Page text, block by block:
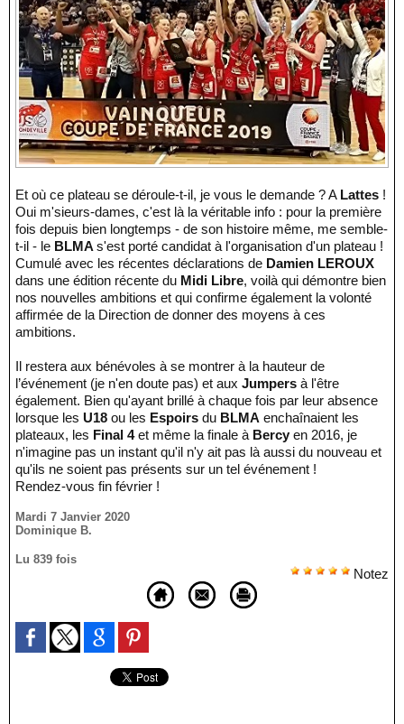
Et où ce plateau se déroule-t-il, je vous le demande ? A Lattes !
Oui m'sieurs-dames, c'est là la véritable info : pour la première
fois depuis bien longtemps - de son histoire même, me semble-
t-il - le BLMA s'est porté candidat à l'organisation d'un plateau !
Cumulé avec les récentes déclarations de Damien LEROUX
dans une édition récente du Midi Libre, voilà qui démontre bien
nos nouvelles ambitions et qui confirme également la volonté
affirmée de la Direction de donner des moyens à ces
ambitions.
Il restera aux bénévoles à se montrer à la hauteur de
l’événement (je n'en doute pas) et aux Jumpers à l'être
également. Bien qu'ayant brillé à chaque fois par leur absence
lorsque les U18 ou les Espoirs du BLMA enchaînaient les
plateaux, les Final 4et même la finale à Bercy en 2016, je
n'imagine pas un instant qu'il n'y ait pas là aussi du nouveau et
qu'ils ne soient pas présents sur un tel événement !
Rendez-vous fin février !
Mardi 7 Janvier 2020
Dominique B.
Lu 839 fois
Notez